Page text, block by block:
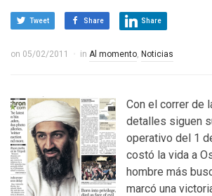
Tweet Share Share
on 05/02/2011 in Al momento, Noticias
Con el correr de
detalles siguen
operativo del 1
costó la vida a
hombre más
marcó una